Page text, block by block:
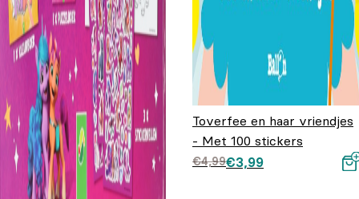
Toverfee en haar vriendjes
- Met 100 stickers
€4,99
Oorspronkelijke prijs
€3,99
Huidige prijs is: